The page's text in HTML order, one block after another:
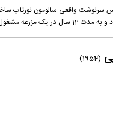
سرنوشت واقعی سالومون
کار می شود تا اینکه...
(1954)